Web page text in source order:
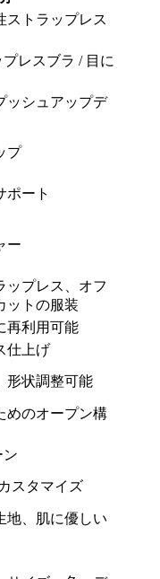
ストラップレス
レスブラ / 目に
ッシュアップデ
プ
ポート
ー
ップレス、オフ
ットの服装
再利用可能
仕上げ
形状調整可能
めのオープン構
ン
スタマイズ
地、肌に優しい